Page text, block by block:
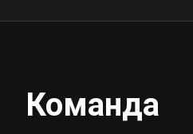
Команда